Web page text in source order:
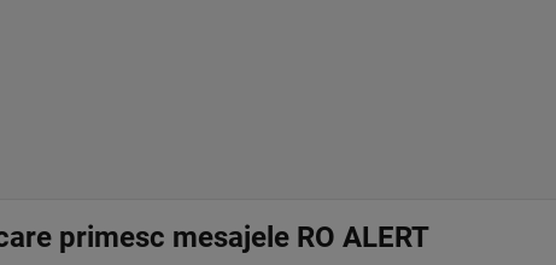
primesc mesajele RO ALERT